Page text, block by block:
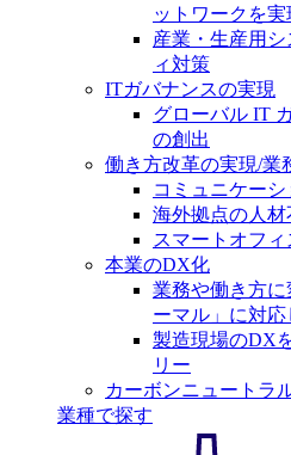
ットワークを
産業・生産用
ィ対策
ITガバナンスの実現
グローバル IT
の創出
働き方改革の実現/業
コミュニケー
海外拠点の人材
スマートオフィ
本業のDX化
業務や働き方
ーマル」に対
製造現場のDX
リー
カーボンニュートラ
業種で探す